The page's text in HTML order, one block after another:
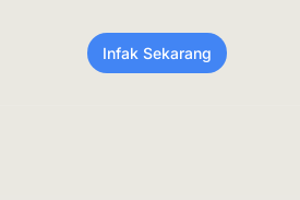
Infak Sekarang